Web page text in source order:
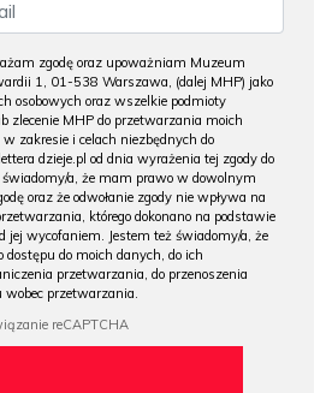
zgodę oraz upoważniam Muzeum
1, 01-538 Warszawa, (dalej MHP) jako
osobowych oraz wszelkie podmioty
zlecenie MHP do przetwarzania moich
zakresie i celach niezbędnych do
dzieje.pl od dnia wyrażenia tej zgody do
świadomy/a, że mam prawo w dowolnym
oraz że odwołanie zgody nie wpływa na
którego dokonano na podstawie
jej wycofaniem. Jestem też świadomy/a, że
dostępu do moich danych, do ich
przetwarzania, do przenoszenia
wobec przetwarzania.